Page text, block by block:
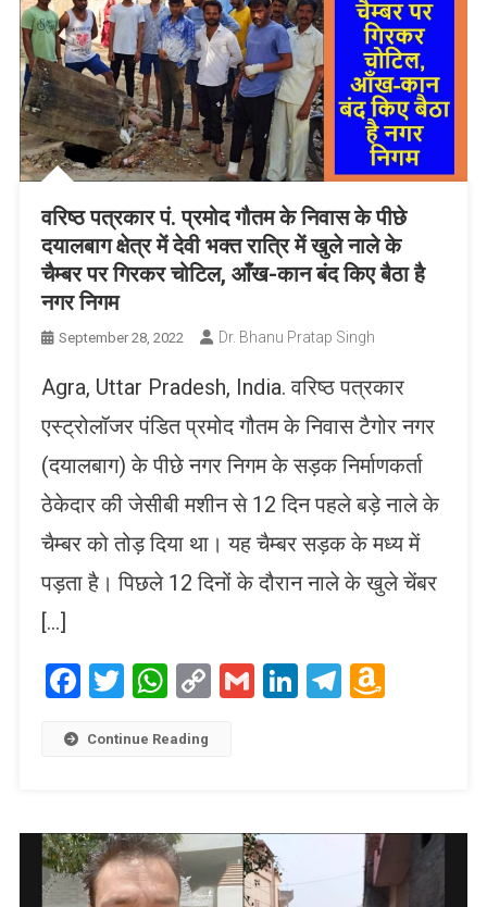
वरिष्ठ पत्रकार पं. प्रमोद गौतम के निवास के पीछे
दयालबाग क्षेत्र में देवी भक्त रात्रि में खुले नाले के
चैम्बर पर गिरकर चोटिल, आँख-कान बंद किए बैठा है
नगर निगम
September 28, 2022 Dr. Bhanu Pratap Singh
Agra, Uttar Pradesh, India. वरिष्ठ पत्रकार
एस्ट्रोलॉजर पंडित प्रमोद गौतम के निवास टैगोर नगर
(दयालबाग) के पीछे नगर निगम के सड़क निर्माणकर्ता
ठेकेदार की जेसीबी मशीन से 12 दिन पहले बड़े नाले के
चैम्बर को तोड़ दिया था। यह चैम्बर सड़क के मध्य में
पड़ता है। पिछले 12 दिनों के दौरान नाले के खुले चेंबर
[…]
Facebook
Twitter
WhatsApp
CopyGmailLinkedIn
Telegram
Continue Reading